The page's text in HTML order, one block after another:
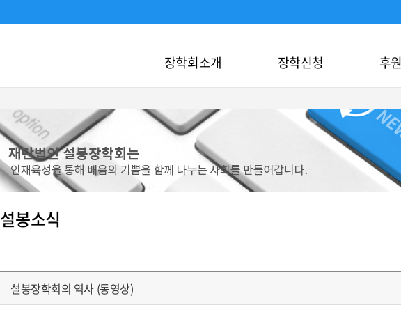
장학회소개 장학신청 후
설봉소식
설봉장학회의 역사 (동영상)